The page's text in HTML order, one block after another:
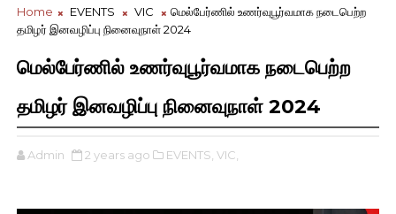
Home EVENTS VIC
மெல்பேர்ணில் உணர்வுபூர்வமாக நடைபெற்ற
தமிழர் இனவழிப்பு நினைவுநாள் 2024
மெல்பேர்ணில் உணர்வுபூர்வமாக நடைபெற்ற
தமிழர் இனவழிப்பு நினைவுநாள் 2024
Admin 2 years ago EVENTS, VIC,